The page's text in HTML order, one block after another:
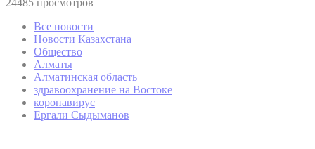
Все новости
Новости Казахстана
Общество
Алматы
Алматинская область
здравоохранение на Востоке
коронавирус
Ергали Сыдыманов